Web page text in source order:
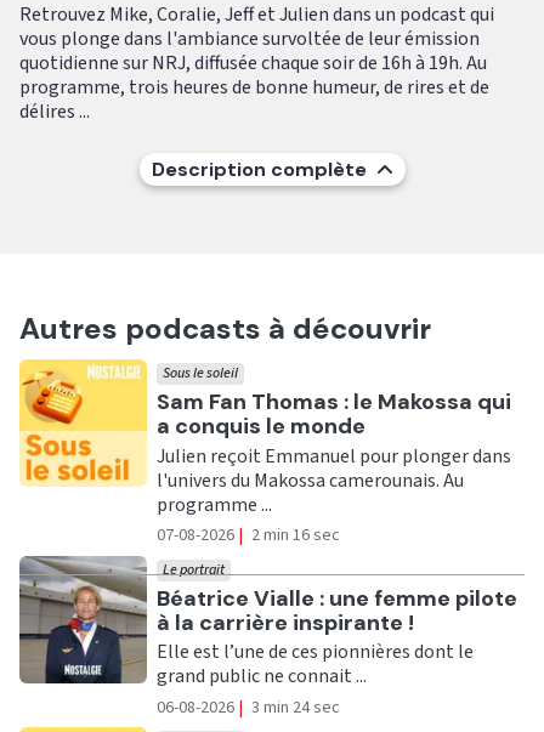
Retrouvez Mike, Coralie, Jeff et Julien dans un podcast qui
vous plonge dans l'ambiance survoltée de leur émission
quotidienne sur NRJ, diffusée chaque soir de 16h à 19h. Au
programme, trois heures de bonne humeur, de rires et de
délires ...
Description complète
Autres podcasts à découvrir
Ecouter
Sam Fan Thomas : le Makossa qui
a conquis le monde
Sous le soleil
Julien reçoit Emmanuel pour plonger dans
l'univers du Makossa camerounais. Au
programme ...
07-08-2026 | 2 min 16 sec
Ecouter
Béatrice Vialle : une femme pilote
à la carrière inspirante !
Le portrait
Elle est l’une de ces pionnières dont le
grand public ne connait ...
06-08-2026 | 3 min 24 sec